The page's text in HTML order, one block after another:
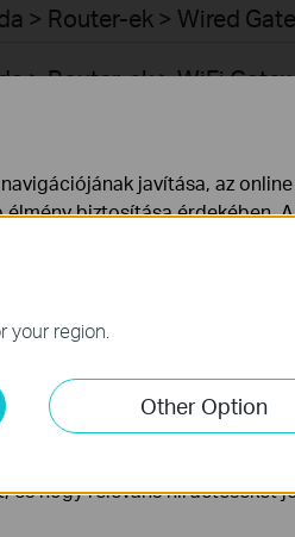
> Router-ek > Wired
> Router-ek > WiFi
> Router-ek > 4G/5G WiFi
> Router-ek >
> Vezérlők > Software
Kamerák
your region.
Other Option
javítása, az
biztosítása érdekében.
az
és nem tilthatók le a
hogy elemezzük
működését.
marketing cookie -kat
hogy releváns hirdetéseket